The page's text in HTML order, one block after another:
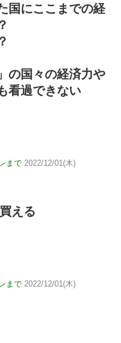
国にここまでの経
の国々の経済力や
看過できない
まで 2022/12/01(木)
える
まで 2022/12/01(木)